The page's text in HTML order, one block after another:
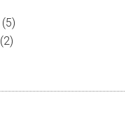
(5)
(2)